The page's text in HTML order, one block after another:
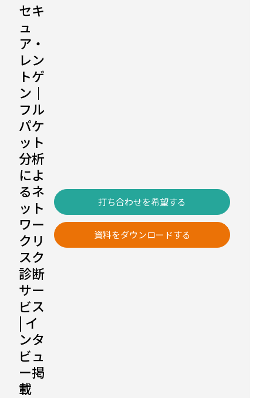
セキ
ュ
ア・
レン
トゲ
ン｜
フル
パケ
ット
分析
によ
るネ
ット
ワー
クリ
スク
診断
サー
ビス
| イ
ンタ
ビュ
ー掲
載
打ち合わせを希望する
資料をダウンロードする
比
記
事
に